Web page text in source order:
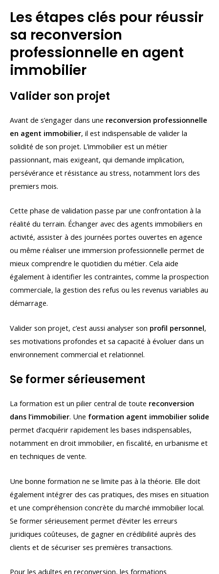
Les étapes clés pour réussir
sa reconversion
professionnelle en agent
immobilier
Valider son projet
Avant de s’engager dans une reconversion professionnelle
en agent immobilier, il est indispensable de valider la
solidité de son projet. L’immobilier est un métier
passionnant, mais exigeant, qui demande implication,
persévérance et résistance au stress, notamment lors des
premiers mois.
Cette phase de validation passe par une confrontation à la
réalité du terrain. Échanger avec des agents immobiliers en
activité, assister à des journées portes ouvertes en agence
ou même réaliser une immersion professionnelle permet de
mieux comprendre le quotidien du métier. Cela aide
également à identifier les contraintes, comme la prospection
commerciale, la gestion des refus ou les revenus variables au
démarrage.
Valider son projet, c’est aussi analyser son profil personnel,
ses motivations profondes et sa capacité à évoluer dans un
environnement commercial et relationnel.
Se former sérieusement
La formation est un pilier central de toute reconversion
dans l’immobilier. Une formation agent immobilier solide
permet d’acquérir rapidement les bases indispensables,
notamment en droit immobilier, en fiscalité, en urbanisme et
en techniques de vente.
Une bonne formation ne se limite pas à la théorie. Elle doit
également intégrer des cas pratiques, des mises en situation
et une compréhension concrète du marché immobilier local.
Se former sérieusement permet d’éviter les erreurs
juridiques coûteuses, de gagner en crédibilité auprès des
clients et de sécuriser ses premières transactions.
Pour les adultes en reconversion, les formations